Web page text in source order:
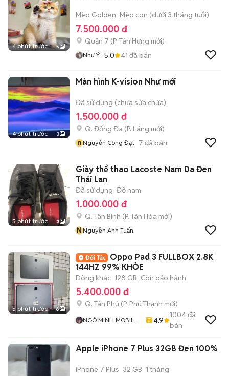
4 phút trước 5
Mèo Golden Mèo con (dưới 3 tháng tuổi)
7.500.000 đ
Quận 7 (P. Tân Hưng mới)
Như Ý 5.0 41 đã bán
4 phút trước 3
Màn hình K-vision Như mới
Đã sử dụng (chưa sửa chữa)
1.500.000 đ
Q. Đống Đa (P. Láng mới)
nNguyễn Công Đạt 7 đã bán
5 phút trước 3
Giày thể thao Lacoste Nam Da Đen
Thái Lan
Đã sử dụng Đồ nam
1.000.000 đ
Q. Tân Bình (P. Tân Hòa mới)
NNguyễn Anh Tuấn
5 phút trước 6
Oppo Pad 3 FULLBOX 2.8K
144HZ 99% KHỎE
Dòng khác 128 GB Còn bảo hành
5.400.000 đ
Q. Tân Phú (P. Phú Thạnh mới)
NGÔ MINH MOBILE
4.9
1004đã
bán
Apple iPhone 7 Plus 32GB Đen 100%
iPhone 7 Plus 32 GB 1 tháng